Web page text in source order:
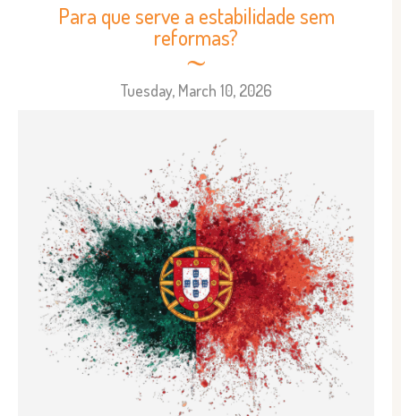
Para que serve a estabilidade sem
reformas?
Tuesday, March 10, 2026